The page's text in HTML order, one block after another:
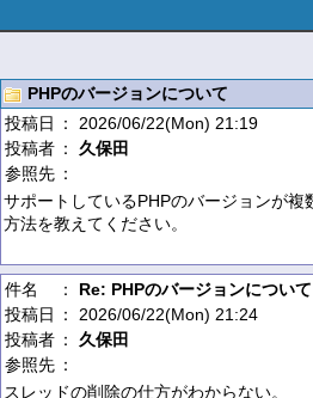
PHPのバージョンについて
投稿日
： 2026/06/22(Mon) 21:19
投稿者 ： 久保田
参照先 ：
サポートしているPHPのバージョンが複
方法を教えてください。
件名 ： Re: PHPのバージョンについて
投稿日
： 2026/06/22(Mon) 21:24
投稿者 ： 久保田
参照先 ：
スレッドの削除の仕方がわからない。